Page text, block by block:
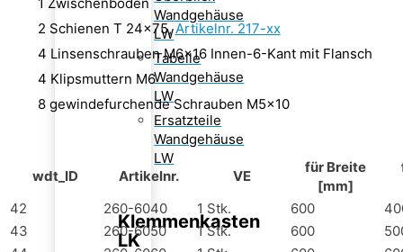
Wandgehäuse
LW
Tabelle
Wandgehäuse
LW
Ersatzteile
Wandgehäuse
LW
Klemmenkasten
LK
2 Schienen T 24×75,Artikelnr. 217-xx
4 Linsenschrauben M6x16 Innen-6-Kant mit Flansch
4 Klipsmuttern M6
8 gewindefurchende Schrauben M5x10
wdt_ID Artikelnr. VE
für Breite
[mm]
42 260-6040 1 Stk. 600
43
260-6050 1 Stk. 600